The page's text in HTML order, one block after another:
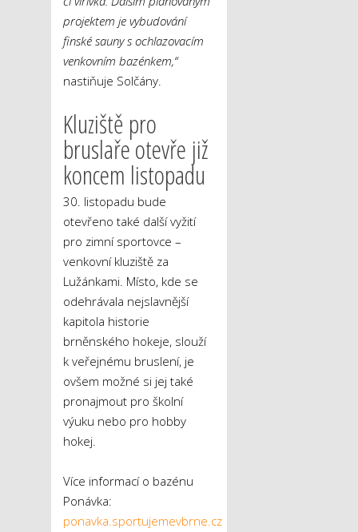
projektem je vybudování
finské sauny s ochlazovacím
venkovním bazénkem,“
nastiňuje Solčány.
Kluziště pro
bruslaře otevře již
koncem listopadu
30. listopadu bude
otevřeno také další vyžití
pro zimní sportovce –
venkovní kluziště za
Lužánkami. Místo, kde se
odehrávala nejslavnější
kapitola historie
brněnského hokeje, slouží
k veřejnému bruslení, je
ovšem možné si jej také
pronajmout pro školní
výuku nebo pro hobby
hokej.
Více informací o bazénu
Ponávka:
ponavka.sportujemevbrne.cz